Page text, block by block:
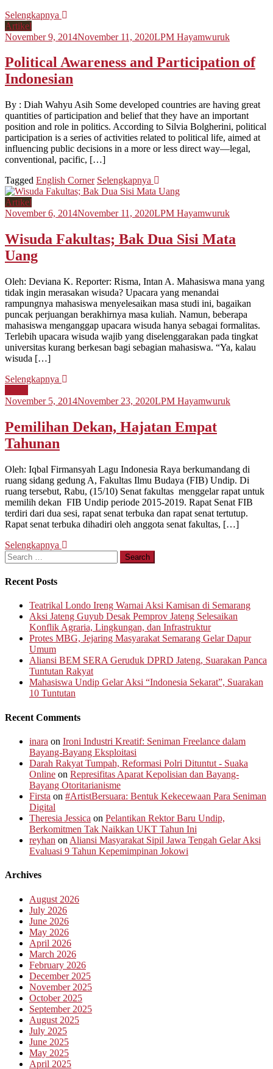
Selengkapnya
Artikel
November 9, 2014November 11, 2020LPM Hayamwuruk
Political Awareness and Participation of
Indonesian
By : Diah Wahyu Asih Some developed countries are having great
quantities of participation and belief that they have an important
position and role in politics. According to Silvia Bolgherini, political
participation is a series of activities related to political life, aimed at
influencing public decisions in a more or less direct way—legal,
conventional, pacific, […]
Tagged English Corner Selengkapnya
Artikel
November 6, 2014November 11, 2020LPM Hayamwuruk
Wisuda Fakultas; Bak Dua Sisi Mata
Uang
Oleh: Deviana K. Reporter: Risma, Intan A. Mahasiswa mana yang
tidak ingin merasakan wisuda? Upacara yang menandai
rampungnya mahasiswa menyelesaikan masa studi ini, bagaikan
puncak perjuangan berakhirnya masa kuliah. Namun, beberapa
mahasiswa menganggap upacara wisuda hanya sebagai formalitas.
Terlebih upacara wisuda wajib yang diselenggarakan pada tingkat
universitas kurang berkesan bagi sebagian mahasiswa. “Ya, kalau
wisuda […]
Selengkapnya
November 5, 2014November 23, 2020LPM Hayamwuruk
Pemilihan Dekan, Hajatan Empat
Tahunan
Oleh: Iqbal Firmansyah Lagu Indonesia Raya berkumandang di
ruang sidang gedung A, Fakultas Ilmu Budaya (FIB) Undip. Di
ruang tersebut, Rabu, (15/10) Senat fakultas menggelar rapat untuk
memilih dekan FIB Undip periode 2015-2019. Rapat Senat FIB
terdiri dari dua sesi, rapat senat terbuka dan rapat senat tertutup.
Rapat senat terbuka dihadiri oleh anggota senat fakultas, […]
Selengkapnya
Search
for:
Recent Posts
Teatrikal Londo Ireng Warnai Aksi Kamisan di Semarang
Aksi Jateng Guyub Desak Pemprov Jateng Selesaikan
Konflik Agraria, Lingkungan, dan Infrastruktur
Protes MBG, Jejaring Masyarakat Semarang Gelar Dapur
Umum
Aliansi BEM SERA Geruduk DPRD Jateng, Suarakan Panca
Tuntutan Rakyat
Mahasiswa Undip Gelar Aksi “Indonesia Sekarat”, Suarakan
10 Tuntutan
Recent Comments
inara on Ironi Industri Kreatif: Seniman Freelance dalam
Bayang-Bayang Eksploitasi
Darah Rakyat Tumpah, Reformasi Polri Dituntut - Suaka
Online on Represifitas Aparat Kepolisian dan Bayang-
Bayang Otoritarianisme
Firsta on #ArtistBersuara: Bentuk Kekecewaan Para Seniman
Digital
Theresia Jessica on Pelantikan Rektor Baru Undip,
Berkomitmen Tak Naikkan UKT Tahun Ini
reyhan on Aliansi Masyarakat Sipil Jawa Tengah Gelar Aksi
Evaluasi 9 Tahun Kepemimpinan Jokowi
Archives
August 2026
July 2026
June 2026
May 2026
April 2026
March 2026
February 2026
December 2025
November 2025
October 2025
September 2025
August 2025
July 2025
June 2025
May 2025
April 2025